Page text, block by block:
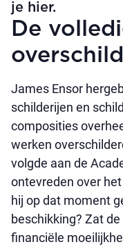
je hier.
De
James Ensor
schilderijen en
composities
werken
volgde aan de
ontevreden over
hij op dat moment
beschikking? Zat
financiële